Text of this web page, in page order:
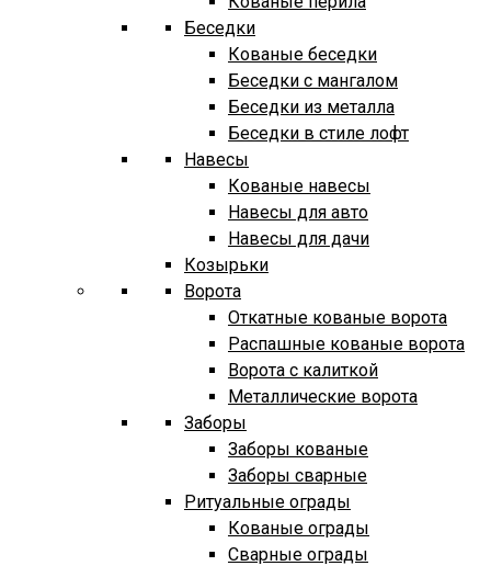
Беседки
Кованые беседки
Беседки с мангалом
Беседки из металла
Беседки в стиле лофт
Навесы
Кованые навесы
Навесы для авто
Навесы для дачи
Козырьки
Ворота
Откатные кованые ворота
Распашные кованые ворота
Ворота с калиткой
Металлические ворота
Заборы
Заборы кованые
Заборы сварные
Ритуальные ограды
Кованые ограды
Сварные ограды